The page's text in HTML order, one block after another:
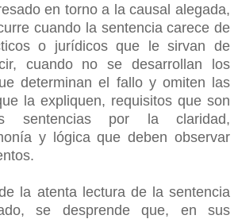
en torno a la causal alegada,
cuando la sentencia carece de
o jurídicos que le sirvan de
cuando no se desarrollan los
determinan el fallo y omiten las
la expliquen, requisitos que son
sentencias por la claridad,
y lógica que deben observar
la atenta lectura de la sentencia
se desprende que, en sus